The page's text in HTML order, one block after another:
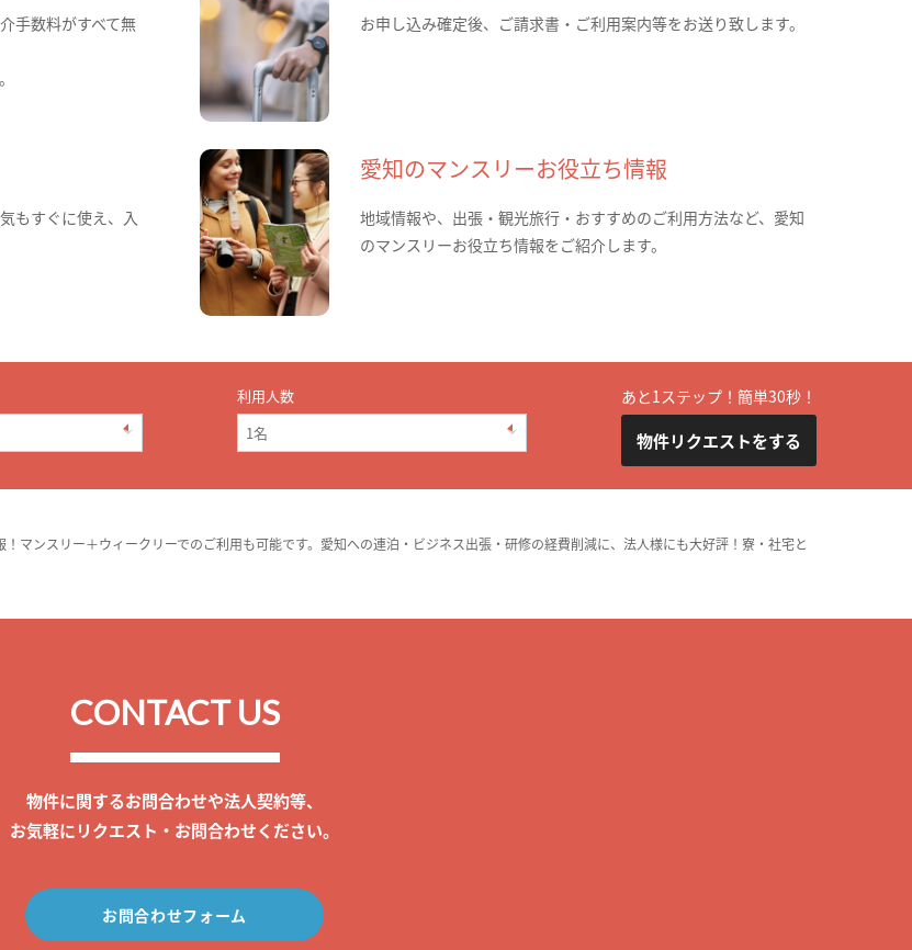
手数料がすべて無
お申し込み確定後、ご請求書・ご利用案内等をお送り致します。
もすぐに使え、入
愛知のマンスリーお役立ち情報
地域情報や、出張・観光旅行・おすすめのご利用方法など、愛知
のマンスリーお役立ち情報をご紹介します。
利用人数 あと1ステップ！簡単30秒！
物件リクエストをする
マンスリー＋ウィークリーでのご利用も可能です。愛知への連泊・ビジネス出張・研修の経費削減に、法人様にも大好評！寮・社宅と
CONTACT US
物件に関するお問合わせや法人契約等、
お気軽にリクエスト・お問合わせください。
お問合わせフォーム